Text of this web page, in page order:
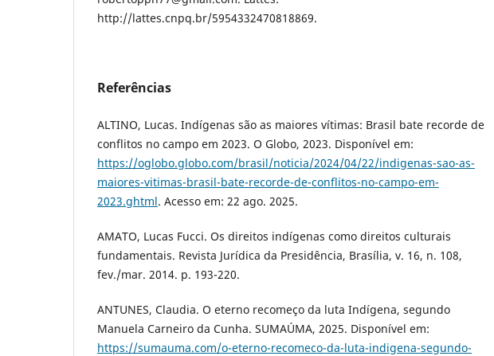
http://lattes.cnpq.br/5954332470818869.
Referências
ALTINO, Lucas. Indígenas são as maiores vítimas: Brasil bate recorde de
conflitos no campo em 2023. O Globo, 2023. Disponível em:
https://oglobo.globo.com/brasil/noticia/2024/04/22/indigenas-sao-as-
maiores-vitimas-brasil-bate-recorde-de-conflitos-no-campo-em-
2023.ghtml. Acesso em: 22 ago. 2025.
AMATO, Lucas Fucci. Os direitos indígenas como direitos culturais
fundamentais. Revista Jurídica da Presidência, Brasília, v. 16, n. 108,
fev./mar. 2014. p. 193-220.
ANTUNES, Claudia. O eterno recomeço da luta Indígena, segundo
Manuela Carneiro da Cunha. SUMAÚMA, 2025. Disponível em:
https://sumauma.com/o-eterno-recomeco-da-luta-indigena-segundo-